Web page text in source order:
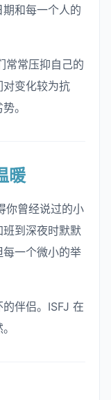
和每一个人的
常常压抑自己的
变化较为抗
。
暖
你曾经说过的小
到深夜时默默
一个微小的举
伴侣。ISFJ 在